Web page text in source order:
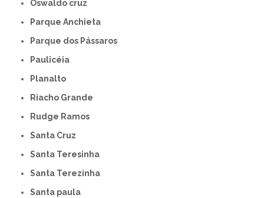
Oswaldo cruz
Parque Anchieta
Parque dos Pássaros
Paulicéia
Planalto
Riacho Grande
Rudge Ramos
Santa Cruz
Santa Teresinha
Santa Terezinha
Santa paula